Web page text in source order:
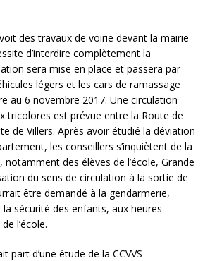
des travaux de voirie devant la mairie
d’interdire complètement la
sera mise en place et passera par
légers et les cars de ramassage
au 6 novembre 2017. Une circulation
tricolores est prévue entre la Route de
de Villers. Après avoir étudié la déviation
les conseillers s’inquiètent de la
des élèves de l’école, Grande
du sens de circulation à la sortie de
être demandé à la gendarmerie,
la sécurité des enfants, aux heures
l’école.
part d’une étude de la CCVVS